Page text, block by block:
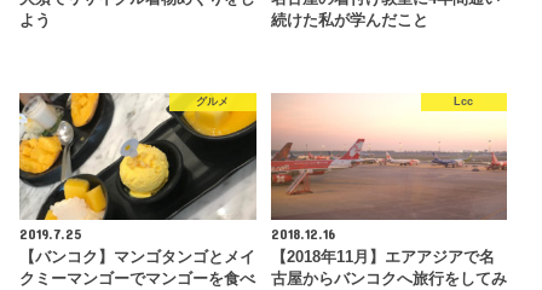
よう
続けた私が学んだこと
グルメ
2019.7.25
【バンコク】マンゴタンゴとメイ
クミーマンゴーでマンゴーを食べ
Lcc
2018.12.16
【2018年11月】エアアジアで名
古屋からバンコクへ旅行をしてみ